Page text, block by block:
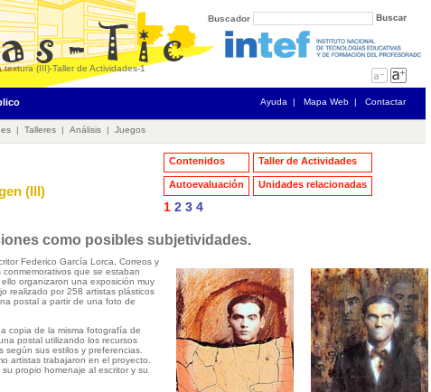
Buscador
textura (III)-Taller de Actividades-1
Ayuda | Mapa Web | Contactar
| Talleres | Análisis | Juegos
Contenidos Taller de Actividades
Autoevaluación Unidades relacionadas
1 2 3 4
(III)
como posibles subjetividades.
Federico García Lorca, Correos y
que se estaban
organizaron una exposición muy
realizado por 258 artistas plásticos
postal a partir de una foto de
copia de la misma fotografía de
postal utilizando los recursos
según sus estilos y preferencias.
artistas trabajaron en el proyecto.
propio homenaje al escritor y su